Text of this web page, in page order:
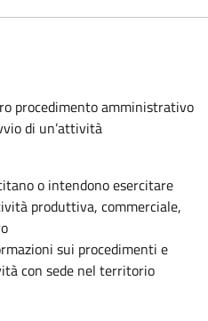
procedimento amministrativo
di un’attività
o intendono esercitare
produttiva, commerciale,
sui procedimenti e
con sede nel territorio